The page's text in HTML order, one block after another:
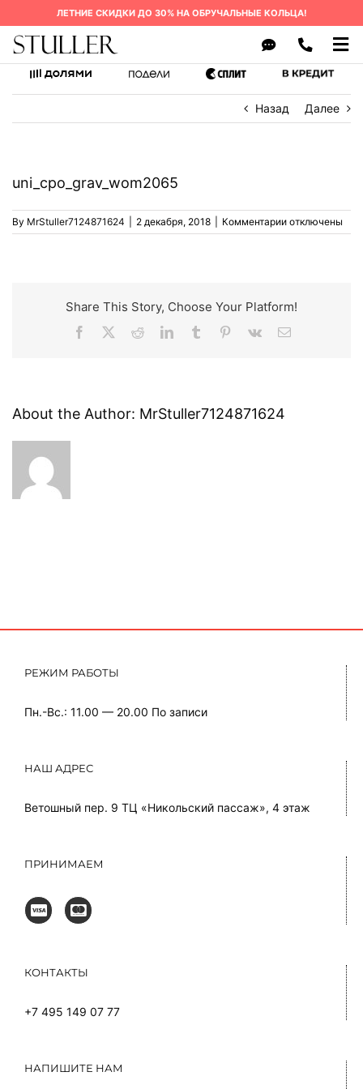
to
content
ЛЕТНИЕ СКИДКИ ДО 30% НА ОБРУЧАЛЬНЫЕ КОЛЬЦА!
ОБРУЧАЛЬНЫЕ КОЛЬЦА
СРОК ИЗГОТОВЛЕНИЯ
ГАРАНТИЯ
КОНТАКТЫ
Назад Далее
uni_cpo_grav_wom2065
By MrStuller7124871624 2 декабря, 2018 Комментариик
записи
отключены
Share This Story, Choose Your Platform!
Facebook RedditLinkedInTumblr Pinterest
Vk Email
About the Author: MrStuller7124871624
РЕЖИМ РАБОТЫ
Пн.-Вс.: 11.00 — 20.00 По записи
НАШ АДРЕС
Ветошный пер. 9 ТЦ «Никольский пассаж», 4 этаж
ПРИНИМАЕМ
КОНТАКТЫ
+7 495 149 07 77
НАПИШИТЕ НАМ